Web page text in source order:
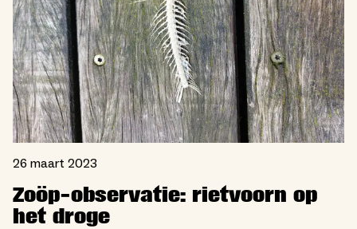
26 maart 2023
Zoöp-observatie: rietvoorn op
het droge